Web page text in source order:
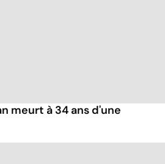
meurt à 34 ans d'une